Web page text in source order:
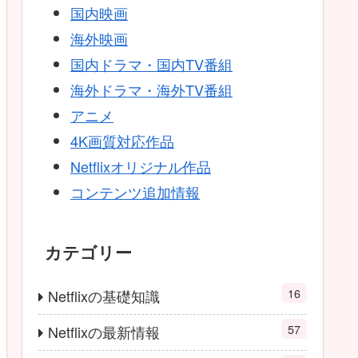
国内映画
海外映画
国内ドラマ・国内TV番組
海外ドラマ・海外TV番組
アニメ
4K画質対応作品
Netflixオリジナル作品
コンテンツ追加情報
カテゴリー
Netflixの基礎知識 16
Netflixの最新情報 57